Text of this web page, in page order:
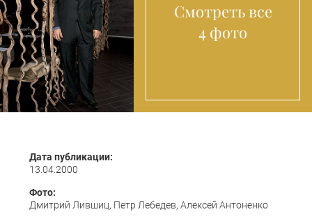
Смотреть все
4 фото
Дата публикации:
13.04.2000
Фото:
Дмитрий Лившиц, Петр Лебедев, Алексей Антоненко